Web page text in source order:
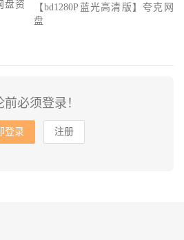
盘资
【bd1280P蓝光高清版】夸克网
盘
前必须登录！
登录 注册